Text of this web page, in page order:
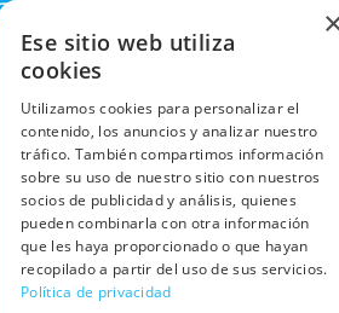
m
RESPONSABILIDAD
SOCIAL
TRABAJA
CON
NOSOTROS
NUESTRAS
TIENDAS
BLACK
FRIDAY
ENVÍOS
RECOGIDA
EN TIENDA
DEVOLUCIONES
Y CAMBIOS
CANCELAR
PEDIDO
POLÍTICA DE
PRIVACIDAD
CONDICIONES
DE COMPRA
Ese sitio web utiliza
cookies
Utilizamos cookies para personalizar el
contenido, los anuncios y analizar nuestro
tráfico. También compartimos información
sobre su uso de nuestro sitio con nuestros
socios de publicidad y análisis, quienes
pueden combinarla con otra información
que les haya proporcionado o que hayan
recopilado a partir del uso de sus servicios.
Política de privacidad